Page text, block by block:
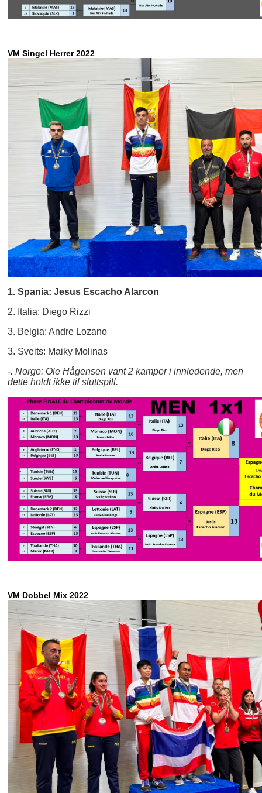
VM Singel Herrer 2022
1. Spania: Jesus Escacho Alarcon
2. Italia: Diego Rizzi
3. Belgia: Andre Lozano
3. Sveits: Maiky Molinas
-. Norge: Ole Hågensen vant 2 kamper i innledende, men
dette holdt ikke til sluttspill.
VM Dobbel Mix 2022